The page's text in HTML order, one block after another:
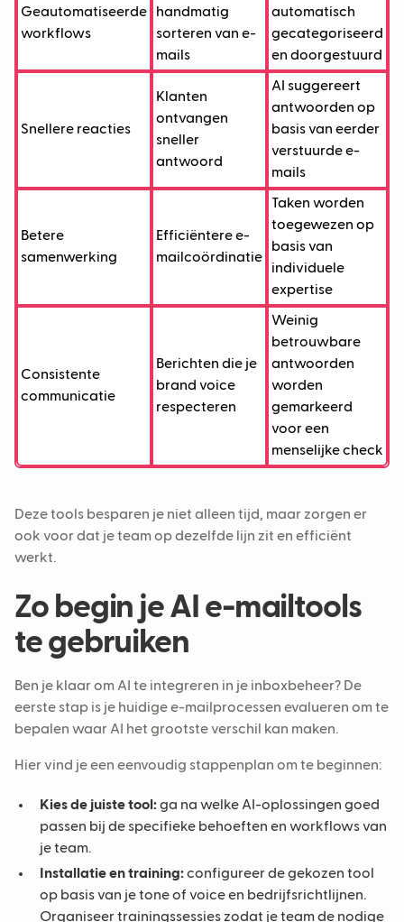
Geautomatiseerde
workflows
handmatig
sorteren van e-
mails
automatisch
gecategoriseerd
en doorgestuurd
Snellere reacties
Klanten
ontvangen
sneller
antwoord
AI suggereert
antwoorden op
basis van eerder
verstuurde e-
mails
Betere
samenwerking
Efficiëntere e-
mailcoördinatie
Taken worden
toegewezen op
basis van
individuele
expertise
Consistente
communicatie
Berichten die je
brand voice
respecteren
Weinig
betrouwbare
antwoorden
worden
gemarkeerd
voor een
menselijke check
Deze tools besparen je niet alleen tijd, maar zorgen er
ook voor dat je team op dezelfde lijn zit en efficiënt
werkt.
Zo begin je AI e-mailtools
te gebruiken
Ben je klaar om AI te integreren in je inboxbeheer? De
eerste stap is je huidige e-mailprocessen evalueren om te
bepalen waar AI het grootste verschil kan maken.
Hier vind je een eenvoudig stappenplan om te beginnen:
Kies de juiste tool:ga na welke AI-oplossingen goed
passen bij de specifieke behoeften en workflows van
je team.
Installatie en training:configureer de gekozen tool
op basis van je tone of voice en bedrijfsrichtlijnen.
Organiseer trainingssessies zodat je team de nodige